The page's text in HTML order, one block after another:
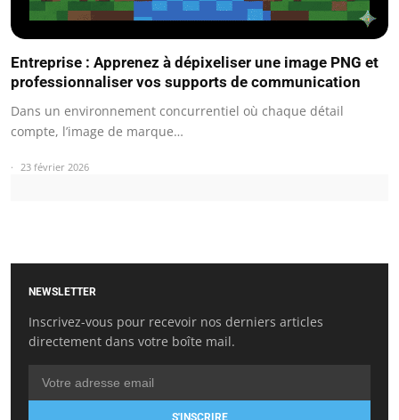
Entreprise : Apprenez à dépixeliser une image PNG et
professionnaliser vos supports de communication
Dans un environnement concurrentiel où chaque détail
compte, l’image de marque…
23 février 2026
NEWSLETTER
Inscrivez-vous pour recevoir nos derniers articles
directement dans votre boîte mail.
S'INSCRIRE